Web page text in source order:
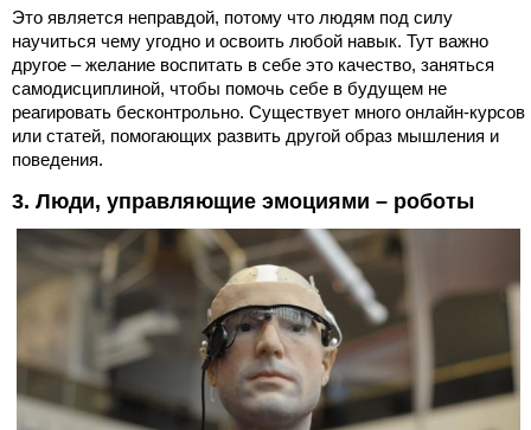
Это является неправдой, потому что людям под силу
научиться чему угодно и освоить любой навык. Тут важно
другое – желание воспитать в себе это качество, заняться
самодисциплиной, чтобы помочь себе в будущем не
реагировать бесконтрольно. Существует много онлайн-курсов
или статей, помогающих развить другой образ мышления и
поведения.
3. Люди, управляющие эмоциями – роботы